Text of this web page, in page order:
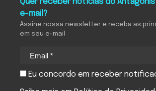
Quer receber notícias do
e-mail?
Assine nossa newsletter e receba as
em seu e-mail
Eu concordo em receber